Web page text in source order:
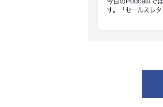
す。「セールスレ